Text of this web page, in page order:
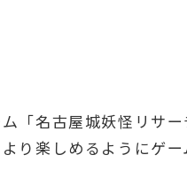
「名古屋城妖怪リサ
り楽しめるようにゲ